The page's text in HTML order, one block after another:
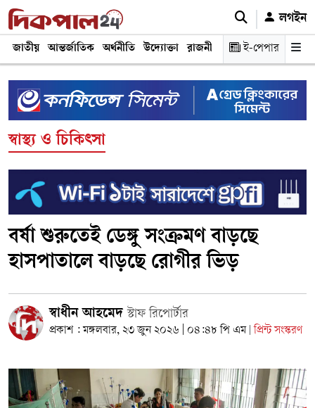
লগইন
জাতীয় আন্তর্জাতিক অর্থনীতি উদ্যোক্তা রাজনীতি শিক্ষা স্বাস্থ্য ও
ই-পেপার
স্বাস্থ্য ও চিকিৎসা
বর্ষা শুরুতেই ডেঙ্গু সংক্রমণ বাড়ছে
হাসপাতালে বাড়ছে রোগীর ভিড়
স্বাধীন আহমেদস্টাফ রিপোর্টার
প্রকাশ : মঙ্গলবার, ২৩ জুন ২০২৬ | ০৪:৪৮ পি এম প্রিন্ট সংস্করণ